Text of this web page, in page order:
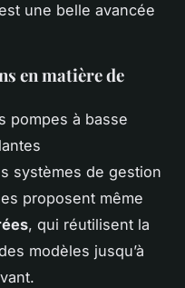
une belle avancée
en matière de
pompes à basse
systèmes de gestion
proposent même
, qui réutilisent la
modèles jusqu’à